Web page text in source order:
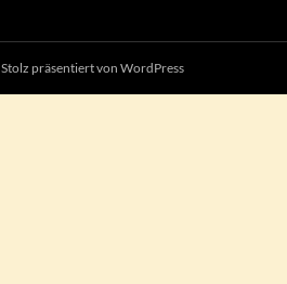
Stolz präsentiert von WordPress